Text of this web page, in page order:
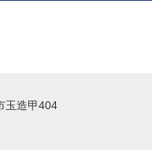
玉造甲404